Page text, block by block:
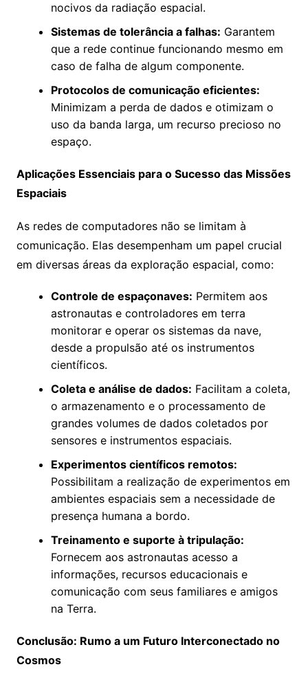
nocivos da radiação espacial.
Sistemas de tolerância a falhas: Garantem
que a rede continue funcionando mesmo em
caso de falha de algum componente.
Protocolos de comunicação eficientes:
Minimizam a perda de dados e otimizam o
uso da banda larga, um recurso precioso no
espaço.
Aplicações Essenciais para o Sucesso das Missões
Espaciais
As redes de computadores não se limitam à
comunicação. Elas desempenham um papel crucial
em diversas áreas da exploração espacial, como:
Controle de espaçonaves: Permitem aos
astronautas e controladores em terra
monitorar e operar os sistemas da nave,
desde a propulsão até os instrumentos
científicos.
Coleta e análise de dados: Facilitam a coleta,
o armazenamento e o processamento de
grandes volumes de dados coletados por
sensores e instrumentos espaciais.
Experimentos científicos remotos:
Possibilitam a realização de experimentos em
ambientes espaciais sem a necessidade de
presença humana a bordo.
Treinamento e suporte à tripulação:
Fornecem aos astronautas acesso a
informações, recursos educacionais e
comunicação com seus familiares e amigos
na Terra.
Conclusão: Rumo a um Futuro Interconectado no
Cosmos